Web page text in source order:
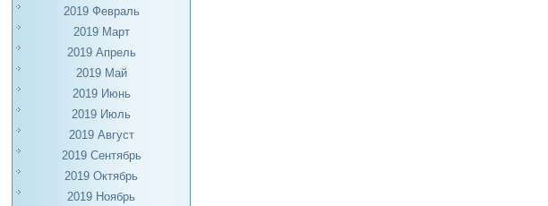
2019 Февраль
2019 Март
2019 Апрель
2019 Май
2019 Июнь
2019 Июль
2019 Август
2019 Сентябрь
2019 Октябрь
2019 Ноябрь